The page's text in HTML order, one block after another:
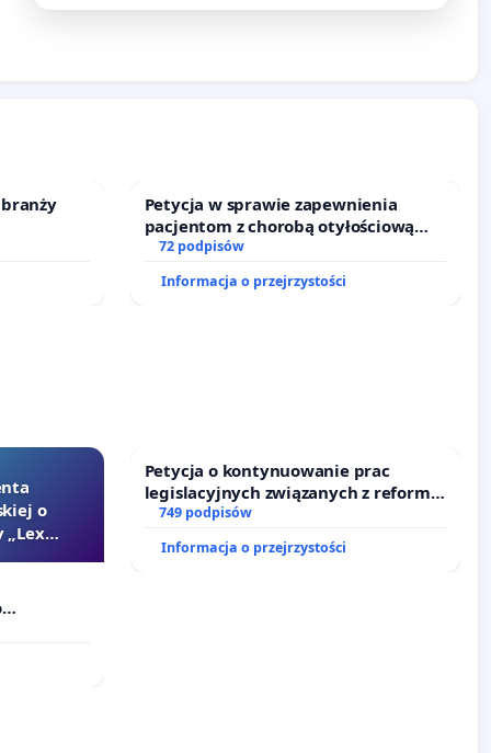
Petycja w sprawie zapewnienia
pacjentom z chorobą otyłościową
dostępu do kompleksowego leczenia
72 podpisów
Informacja o przejrzystości
o
„Lex
Petycja o kontynuowanie prac
legislacyjnych związanych z reformą
prawa rodzinnego
749 podpisów
Informacja o przejrzystości